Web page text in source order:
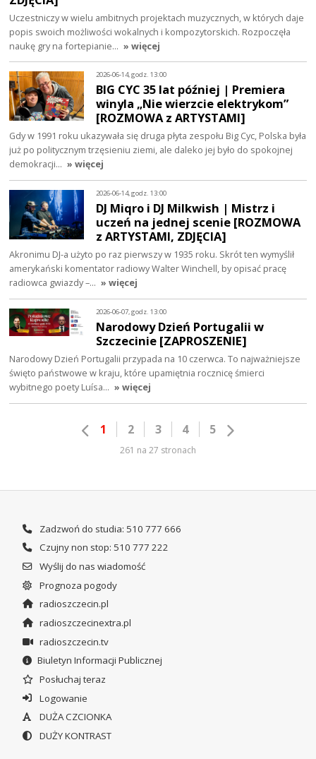
Uczestniczy w wielu ambitnych projektach muzycznych, w których daje
popis swoich możliwości wokalnych i kompozytorskich. Rozpoczęła
naukę gry na fortepianie… » więcej
2026-06-14, godz. 13:00
BIG CYC 35 lat później | Premiera
winyla „Nie wierzcie elektrykom”
[ROZMOWA z ARTYSTAMI]
Gdy w 1991 roku ukazywała się druga płyta zespołu Big Cyc, Polska była
już po politycznym trzęsieniu ziemi, ale daleko jej było do spokojnej
demokracji… » więcej
2026-06-14, godz. 13:00
DJ Miqro i DJ Milkwish | Mistrz i
uczeń na jednej scenie [ROZMOWA
z ARTYSTAMI, ZDJĘCIA]
Akronimu DJ-a użyto po raz pierwszy w 1935 roku. Skrót ten wymyślił
amerykański komentator radiowy Walter Winchell, by opisać pracę
radiowca gwiazdy –… » więcej
2026-06-07, godz. 13:00
Narodowy Dzień Portugalii w
Szczecinie [ZAPROSZENIE]
Narodowy Dzień Portugalii przypada na 10 czerwca. To najważniejsze
święto państwowe w kraju, które upamiętnia rocznicę śmierci
wybitnego poety Luísa… » więcej
1 2 3 4 5
261 na 27 stronach
Zadzwoń do studia: 510 777 666
Czujny non stop: 510 777 222
Wyślij do nas wiadomość
Prognoza pogody
radioszczecin.pl
radioszczecinextra.pl
radioszczecin.tv
Biuletyn Informacji Publicznej
Posłuchaj teraz
Logowanie
DUŻA CZCIONKA
DUŻY KONTRAST